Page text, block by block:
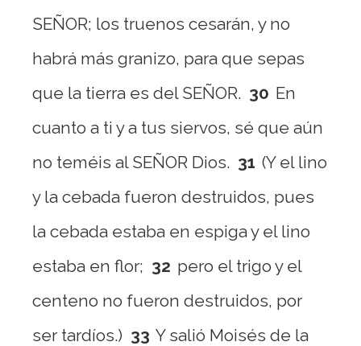
SEÑOR; los truenos cesarán, y no
habrá más granizo, para que sepas
que la tierra es del SEÑOR. 30 En
cuanto a ti y a tus siervos, sé que aún
no teméis al SEÑOR Dios. 31 (Y el lino
y la cebada fueron destruidos, pues
la cebada estaba en espiga y el lino
estaba en flor; 32 pero el trigo y el
centeno no fueron destruidos, por
ser tardíos.) 33 Y salió Moisés de la